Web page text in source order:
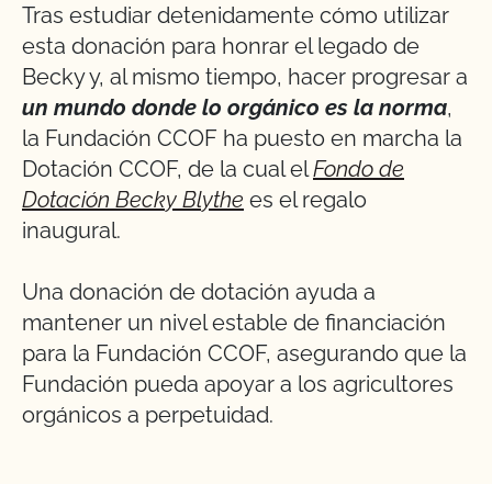
Tras estudiar detenidamente cómo utilizar
esta donación para honrar el legado de
Becky y, al mismo tiempo, hacer progresar a
un mundo donde lo orgánico es la norma,
la Fundación CCOF ha puesto en marcha la
Dotación CCOF, de la cual elFondo de
Dotación Becky Blythe es el regalo
inaugural.
Una donación de dotación ayuda a
mantener un nivel estable de financiación
para la Fundación CCOF, asegurando que la
Fundación pueda apoyar a los agricultores
orgánicos a perpetuidad.